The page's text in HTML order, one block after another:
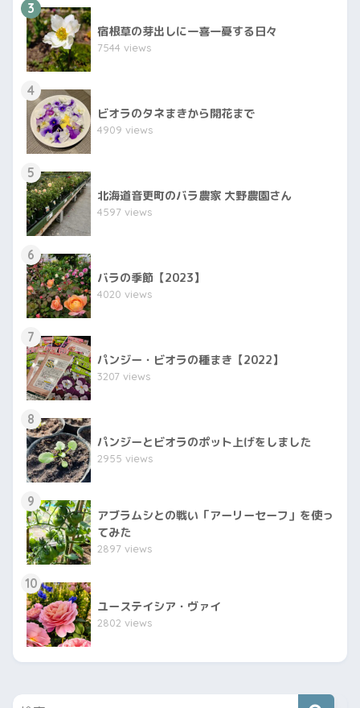
3
宿根草の芽出しに一喜一憂する日々
7544 views
4
ビオラのタネまきから開花まで
4909 views
5
北海道音更町のバラ農家 大野農園さん
4597 views
6
バラの季節【2023】
4020 views
7
パンジー・ビオラの種まき【2022】
3207 views
8
パンジーとビオラのポット上げをしました
2955 views
9
アブラムシとの戦い「アーリーセーフ」を使っ
てみた
2897 views
10
ユーステイシア・ヴァイ
2802 views